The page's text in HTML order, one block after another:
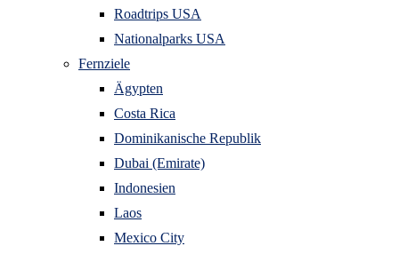
Roadtrips USA
Nationalparks USA
Fernziele
Ägypten
Costa Rica
Dominikanische Republik
Dubai (Emirate)
Indonesien
Laos
Mexico City